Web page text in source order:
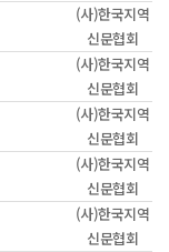
(사)한국지역
신문협회
(사)한국지역
신문협회
(사)한국지역
신문협회
(사)한국지역
신문협회
(사)한국지역
신문협회